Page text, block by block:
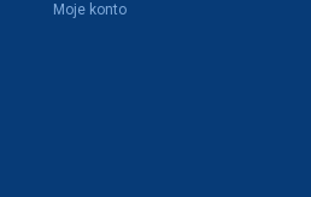
Moje konto